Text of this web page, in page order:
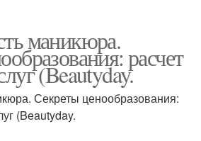
маникюра.
расчет
(Beautyday.
Секреты ценообразования:
(Beautyday.